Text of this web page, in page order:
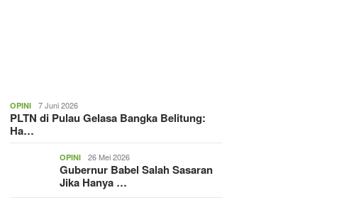
OPINI 7 Juni 2026
PLTN di Pulau Gelasa Bangka Belitung:
Ha…
OPINI 26 Mei 2026
Gubernur Babel Salah Sasaran
Jika Hanya …